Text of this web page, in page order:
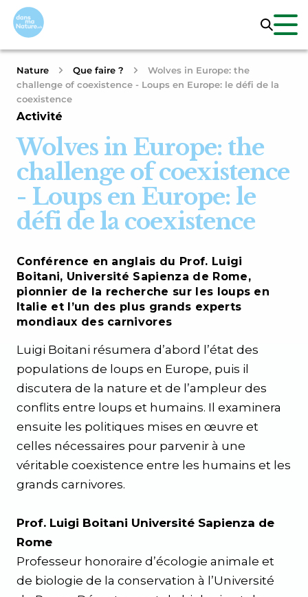
Nature Que faire ?
Wolves in Europe: the
challenge of coexistence - Loups en Europe: le défi de la
coexistence
Activité
Wolves in Europe: the
challenge of coexistence
- Loups en Europe: le
défi de la coexistence
Conférence en anglais du Prof. Luigi
Boitani, Université Sapienza de Rome,
pionnier de la recherche sur les loups en
Italie et l’un des plus grands experts
mondiaux des carnivores
Luigi Boitani résumera d’abord l’état des
populations de loups en Europe, puis il
discutera de la nature et de l’ampleur des
conflits entre loups et humains. Il examinera
ensuite les politiques mises en œuvre et
celles nécessaires pour parvenir à une
véritable coexistence entre les humains et les
grands carnivores.
Prof. Luigi Boitani Université Sapienza de
Rome
Professeur honoraire d’écologie animale et
de biologie de la conservation à l’Université